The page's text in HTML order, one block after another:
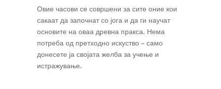
Овие часови се совршени за сите оние кои
сакаат да започнат со јога и да ги научат
основите на оваа древна пракса. Нема
потреба од претходно искуство – само
донесете ја својата желба за учење и
истражување.